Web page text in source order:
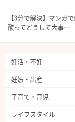
【3分で解決】マンガ
酸ってどうして大事…
妊活・不妊
妊娠・出産
子育て・育児
ライフスタイル